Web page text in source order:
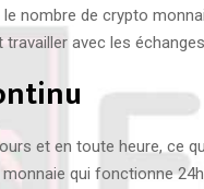
nombre de crypto
avec les
et en toute heure, ce
qui fonctionne